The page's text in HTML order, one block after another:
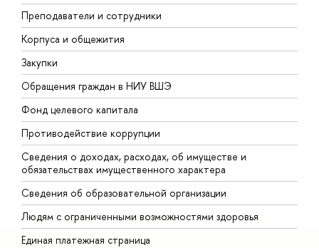
Преподаватели и сотрудники
Корпуса и общежития
Закупки
Обращения граждан в НИУ ВШЭ
Фонд целевого капитала
Противодействие коррупции
Сведения о доходах, расходах, об имуществе и
обязательствах имущественного характера
Сведения об образовательной организации
Людям с ограниченными возможностями здоровья
Единая платежная страница